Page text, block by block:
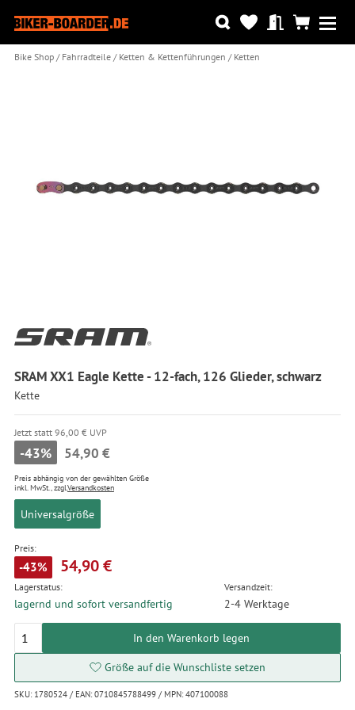
Bike Shop Fahrradteile Ketten & Kettenführungen Ketten
SRAM XX1 Eagle Kette - 12-fach, 126 Glieder, schwarz
Kette
Jetzt statt 96,00 € UVP
-43% 54,90 €
Preis abhängig von der gewählten Größe
inkl. MwSt., zzgl.Versandkosten
Universalgröße
Preis:
-43% 54,90 €
Lagerstatus:
lagernd und sofort versandfertig
Versandzeit:
2-4 Werktage
In den Warenkorb legen
Größe auf die Wunschliste setzen
SKU: 1780524 / EAN: 0710845788499 / MPN: 407100088